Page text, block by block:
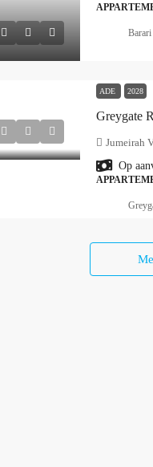
Barari
ADE 2028
Greygate
Jumeirah
Op